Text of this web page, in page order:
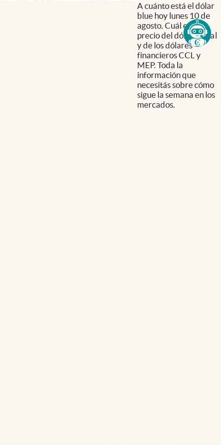
A cuánto está el dólar
blue hoy lunes 10 de
agosto. Cuál es el
precio del dólar oficial
y de los dólares
financieros CCL y
MEP. Toda la
información que
necesitás sobre cómo
sigue la semana en los
mercados.